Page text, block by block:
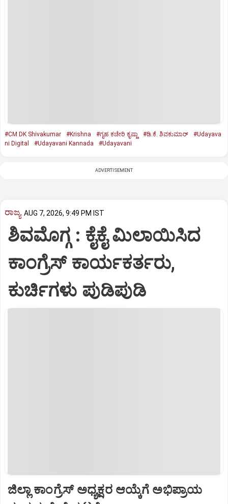
#CM DK Shivakumar #Krishna #ಗೃಹ ಕಚೇರಿ ಕೃಷ್ಣಾ #ಡಿ.ಕೆ. ಶಿವಕುಮಾರ್
#Udayava
ni Digital
#Udayavani Kannada #Udayavani
ADVERTISEMENT
ರಾಜ್ಯ AUG 7, 2026, 9:49 PM IST
ಶಿವಮೊಗ್ಗ : ಕೈಕೈ ಮಿಲಾಯಿಸಿದ
ಕಾಂಗ್ರೆಸ್ ಕಾರ್ಯಕರ್ತರು,
ಕುರ್ಚಿಗಳು ಪುಡಿಪುಡಿ
ಜಿಲ್ಲಾ ಕಾಂಗ್ರೆಸ್ ಅಧ್ಯಕ್ಷರ ಆಯ್ಕೆಗೆ ಅಭಿಪ್ರಾಯ